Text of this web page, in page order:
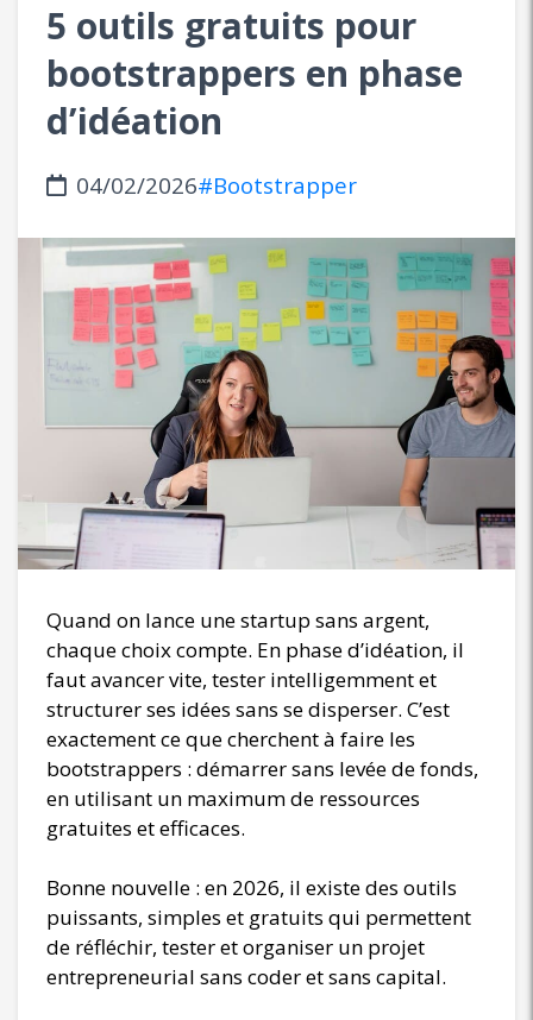
5 outils gratuits pour
bootstrappers en phase
d’idéation
04/02/2026#Bootstrapper
Quand on lance une startup sans argent,
chaque choix compte. En phase d’idéation, il
faut avancer vite, tester intelligemment et
structurer ses idées sans se disperser. C’est
exactement ce que cherchent à faire les
bootstrappers : démarrer sans levée de fonds,
en utilisant un maximum de ressources
gratuites et efficaces.
Bonne nouvelle : en 2026, il existe des outils
puissants, simples et gratuits qui permettent
de réfléchir, tester et organiser un projet
entrepreneurial sans coder et sans capital.